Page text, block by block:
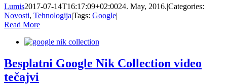
Lumis2017-07-14T16:17:09+02:0024. May, 2016.|Categories:
Novosti, Tehnologija|Tags: Google|
Read More
Besplatni Google Nik Collection video
tečajvi